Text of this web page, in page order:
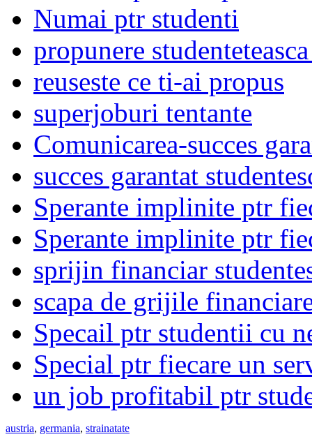
Numai ptr studenti
propunere
reuseste ce ti-ai propus
superjoburi tentante
Comunicarea-succes
succes garantat
Sperante implinite ptr
Sperante implinite ptr
sprijin financiar
scapa de grijile
Specail ptr studentii cu
Special ptr fiecare un
un job profitabil ptr
austria, germania, strainatate